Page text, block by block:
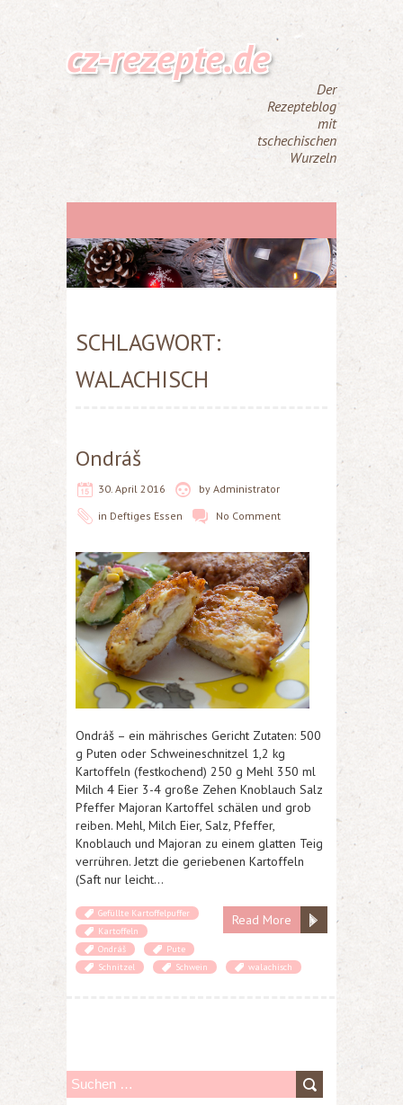
cz-rezepte.de
Der
Rezepteblog
mit
tschechischen
Wurzeln
SCHLAGWORT:
WALACHISCH
Ondráš
30. April 2016 by Administrator
in Deftiges Essen No Comment
Ondráš – ein mährisches Gericht Zutaten: 500
g Puten oder Schweineschnitzel 1,2 kg
Kartoffeln (festkochend) 250 g Mehl 350 ml
Milch 4 Eier 3-4 große Zehen Knoblauch Salz
Pfeffer Majoran Kartoffel schälen und grob
reiben. Mehl, Milch Eier, Salz, Pfeffer,
Knoblauch und Majoran zu einem glatten Teig
verrühren. Jetzt die geriebenen Kartoffeln
(Saft nur leicht…
Read More
Gefüllte Kartoffelpuffer
Kartoffeln
Ondráš
Pute
Schnitzel
Schwein walachisch